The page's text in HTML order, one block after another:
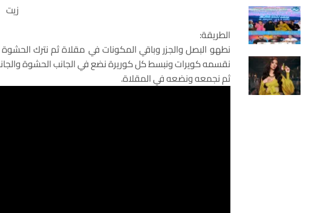
زيت
الطريقة:
نطهو البصل والجزر وباقي المكونات في مقلاة ثم نترك الحشوة
نقسمه كويرات ونبسط كل كوريرة نضع في الجانب الحشوة
ثم نجمعه ونضعه في المقلاة.